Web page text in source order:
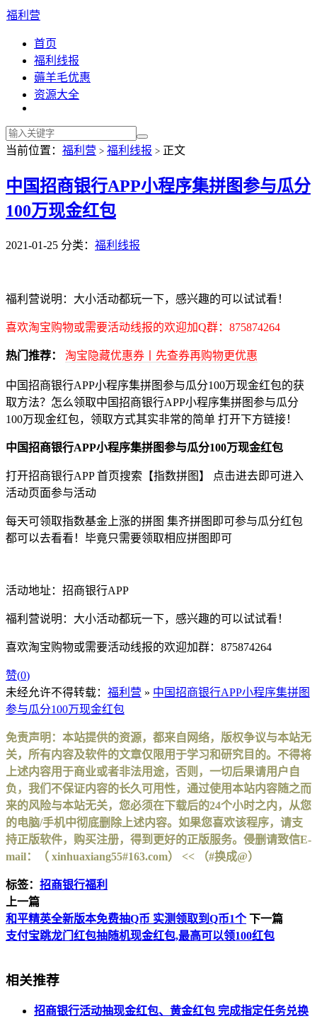
福利营
首页
福利线报
薅羊毛优惠
资源大全
当前位置： 福利营 > 福利线报 > 正文
中国招商银行APP小程序集拼图参与瓜分
100万现金红包
2021-01-25 分类： 福利线报
福利营说明：大小活动都玩一下，感兴趣的可以试试看！
喜欢淘宝购物或需要活动线报的欢迎加Q群：875874264
热门推荐： 淘宝隐藏优惠券丨先查券再购物更优惠
中国招商银行APP小程序集拼图参与瓜分100万现金红包的获
取方法？怎么领取中国招商银行APP小程序集拼图参与瓜分
100万现金红包，领取方式其实非常的简单 打开下方链接！
中国招商银行APP小程序集拼图参与瓜分100万现金红包
打开招商银行APP 首页搜索【指数拼图】 点击进去即可进入
活动页面参与活动
每天可领取指数基金上涨的拼图 集齐拼图即可参与瓜分红包
都可以去看看！毕竟只需要领取相应拼图即可
活动地址：招商银行APP
福利营说明：大小活动都玩一下，感兴趣的可以试试看！
喜欢淘宝购物或需要活动线报的欢迎加群：875874264
赞(0)
未经允许不得转载： 福利营 » 中国招商银行APP小程序集拼图
参与瓜分100万现金红包
免责声明：本站提供的资源，都来自网络，版权争议与本站无
关，所有内容及软件的文章仅限用于学习和研究目的。不得将
上述内容用于商业或者非法用途，否则，一切后果请用户自
负，我们不保证内容的长久可用性，通过使用本站内容随之而
来的风险与本站无关，您必须在下载后的24个小时之内，从您
的电脑/手机中彻底删除上述内容。如果您喜欢该程序，请支
持正版软件，购买注册，得到更好的正版服务。侵删请致信E-
mail：（ xinhuaxiang55#163.com） << （#换成@）
标签： 招商银行福利
上一篇
和平精英全新版本免费抽Q币 实测领取到Q币1个 下一篇
支付宝跳龙门红包抽随机现金红包,最高可以领100红包
相关推荐
招商银行活动抽现金红包、黄金红包 完成指定任务兑换